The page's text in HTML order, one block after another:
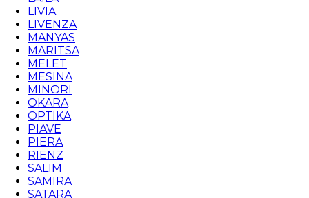
LIVIA
LIVENZA
MANYAS
MARITSA
MELET
MESINA
MINORI
OKARA
OPTIKA
PIAVE
PIERA
RIENZ
SALIM
SAMIRA
SATARA